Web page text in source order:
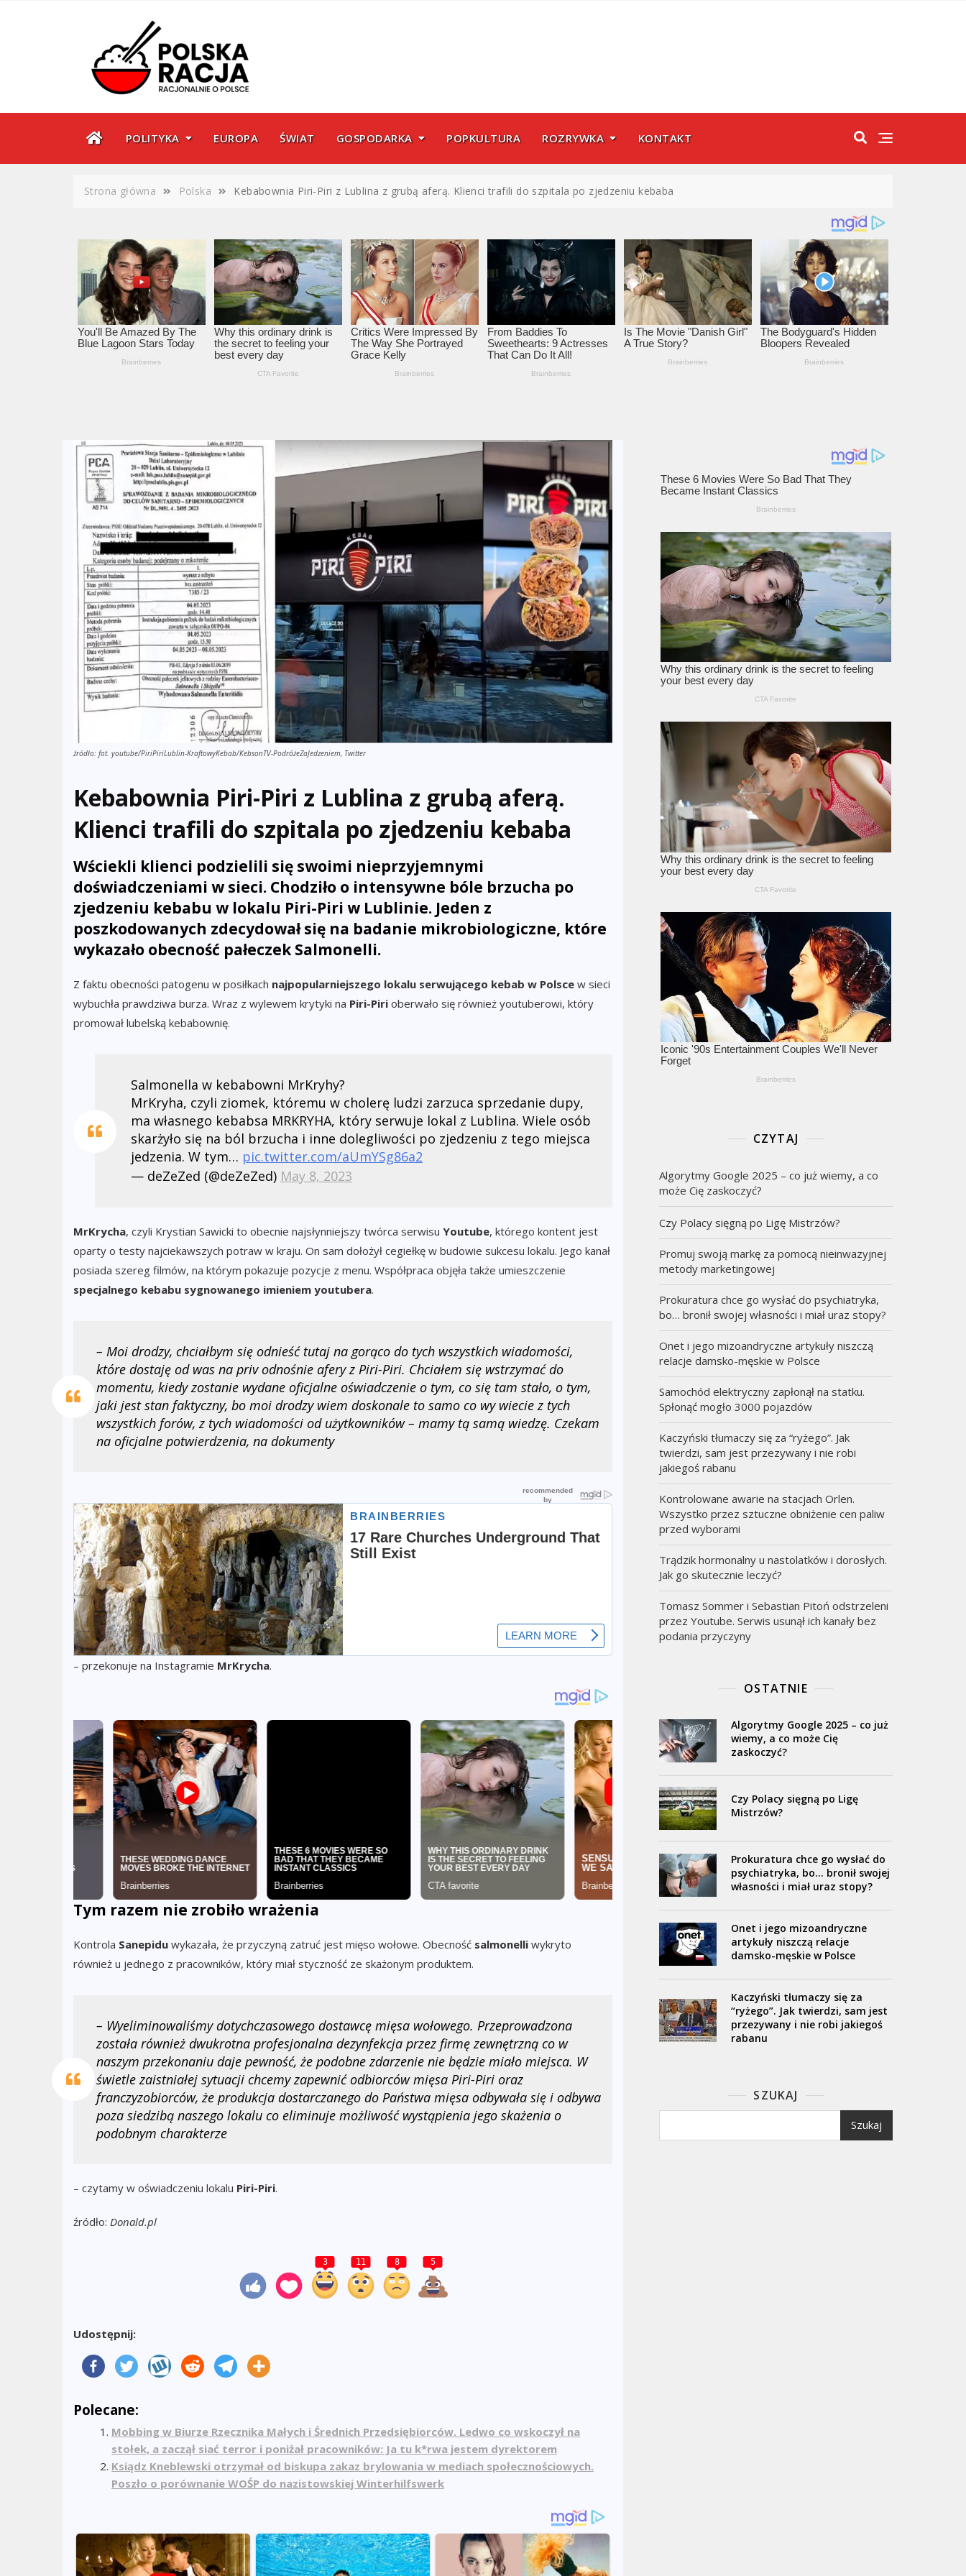
POLITYKA EUROPA ŚWIAT GOSPODARKA POPKULTURA ROZRYWKA KONTAKT
Strona główna Polska Kebabownia Piri-Piri z Lublina z grubą aferą. Klienci trafili do szpitala po zjedzeniu kebaba
źródło: fot. youtube/PiriPiriLublin-KraftowyKebab/KebsonTV-PodróżeZaJedzeniem, Twitter
Kebabownia Piri-Piri z Lublina z grubą aferą.
Klienci trafili do szpitala po zjedzeniu kebaba
Wściekli klienci podzielili się swoimi nieprzyjemnymi
doświadczeniami w sieci. Chodziło o intensywne bóle brzucha po
zjedzeniu kebabu w lokalu Piri-Piri w Lublinie. Jeden z
poszkodowanych zdecydował się na badanie mikrobiologiczne, które
wykazało obecność pałeczek Salmonelli.
Z faktu obecności patogenu w posiłkach najpopularniejszego lokalu serwującego kebab w Polsce w sieci
wybuchła prawdziwa burza. Wraz z wylewem krytyki na Piri-Piri oberwało się również youtuberowi, który
promował lubelską kebabownię.
Salmonella w kebabowni MrKryhy?
MrKryha, czyli ziomek, któremu w cholerę ludzi zarzuca sprzedanie dupy,
ma własnego kebabsa MRKRYHA, który serwuje lokal z Lublina. Wiele osób
skarżyło się na ból brzucha i inne dolegliwości po zjedzeniu z tego miejsca
jedzenia. W tym… pic.twitter.com/aUmYSg86a2
— deZeZed (@deZeZed) May 8, 2023
MrKrycha, czyli Krystian Sawicki to obecnie najsłynniejszy twórca serwisu Youtube, którego kontent jest
oparty o testy najciekawszych potraw w kraju. On sam dołożył cegiełkę w budowie sukcesu lokalu. Jego kanał
posiada szereg filmów, na którym pokazuje pozycje z menu. Współpraca objęła także umieszczenie
specjalnego kebabu sygnowanego imieniem youtubera.
– Moi drodzy, chciałbym się odnieść tutaj na gorąco do tych wszystkich wiadomości,
które dostaję od was na priv odnośnie afery z Piri-Piri. Chciałem się wstrzymać do
momentu, kiedy zostanie wydane oficjalne oświadczenie o tym, co się tam stało, o tym,
jaki jest stan faktyczny, bo moi drodzy wiem doskonale to samo co wy wiecie z tych
wszystkich forów, z tych wiadomości od użytkowników – mamy tą samą wiedzę. Czekam
na oficjalne potwierdzenia, na dokumenty
– przekonuje na Instagramie MrKrycha.
Tym razem nie zrobiło wrażenia
Kontrola Sanepidu wykazała, że przyczyną zatruć jest mięso wołowe. Obecność salmonelli wykryto
również u jednego z pracowników, który miał styczność ze skażonym produktem.
– Wyeliminowaliśmy dotychczasowego dostawcę mięsa wołowego. Przeprowadzona
została również dwukrotna profesjonalna dezynfekcja przez firmę zewnętrzną co w
naszym przekonaniu daje pewność, że podobne zdarzenie nie będzie miało miejsca. W
świetle zaistniałej sytuacji chcemy zapewnić odbiorców mięsa Piri-Piri oraz
franczyzobiorców, że produkcja dostarczanego do Państwa mięsa odbywała się i odbywa
poza siedzibą naszego lokalu co eliminuje możliwość wystąpienia jego skażenia o
podobnym charakterze
– czytamy w oświadczeniu lokalu Piri-Piri.
źródło: Donald.pl
3 11 8 5
Udostępnij:
Polecane:
Mobbing w Biurze Rzecznika Małych i Średnich Przedsiębiorców. Ledwo co wskoczył na
stołek, a zaczął siać terror i poniżał pracowników: Ja tu k*rwa jestem dyrektorem
Ksiądz Kneblewski otrzymał od biskupa zakaz brylowania w mediach społecznościowych.
Poszło o porównanie WOŚP do nazistowskiej Winterhilfswerk
CZYTAJ
Algorytmy Google 2025 – co już wiemy, a co
może Cię zaskoczyć?
Czy Polacy sięgną po Ligę Mistrzów?
Promuj swoją markę za pomocą nieinwazyjnej
metody marketingowej
Prokuratura chce go wysłać do psychiatryka,
bo… bronił swojej własności i miał uraz stopy?
Onet i jego mizoandryczne artykuły niszczą
relacje damsko-męskie w Polsce
Samochód elektryczny zapłonął na statku.
Spłonąć mogło 3000 pojazdów
Kaczyński tłumaczy się za “ryżego”. Jak
twierdzi, sam jest przezywany i nie robi
jakiegoś rabanu
Kontrolowane awarie na stacjach Orlen.
Wszystko przez sztuczne obniżenie cen paliw
przed wyborami
Trądzik hormonalny u nastolatków i dorosłych.
Jak go skutecznie leczyć?
Tomasz Sommer i Sebastian Pitoń odstrzeleni
przez Youtube. Serwis usunął ich kanały bez
podania przyczyny
OSTATNIE
Algorytmy Google 2025 – co już
wiemy, a co może Cię
zaskoczyć?
Czy Polacy sięgną po Ligę
Mistrzów?
Prokuratura chce go wysłać do
psychiatryka, bo… bronił swojej
własności i miał uraz stopy?
Onet i jego mizoandryczne
artykuły niszczą relacje
damsko-męskie w Polsce
Kaczyński tłumaczy się za
“ryżego”. Jak twierdzi, sam jest
przezywany i nie robi jakiegoś
rabanu
SZUKAJ
Szukaj